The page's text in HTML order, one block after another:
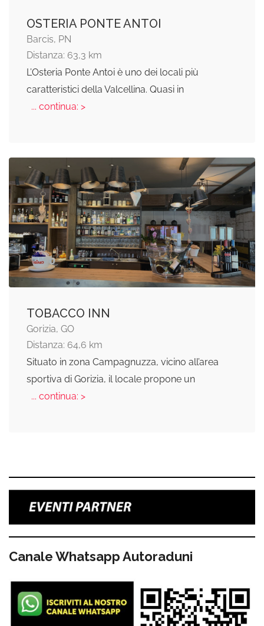
OSTERIA PONTE ANTOI
Barcis, PN
Distanza: 63,3 km
L’Osteria Ponte Antoi è uno dei locali più
caratteristici della Valcellina. Quasi in
... continua: >
TOBACCO INN
Gorizia, GO
Distanza: 64,6 km
Situato in zona Campagnuzza, vicino all’area
sportiva di Gorizia, il locale propone un
... continua: >
Canale Whatsapp Autoraduni